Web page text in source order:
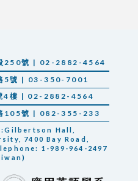
250號 | 02-2882-4564
5號 | 03-350-7001
4樓 | 02-2882-4564
105號 | 082-355-233
Hall,
7400 Bay Road,
1-989-964-2497